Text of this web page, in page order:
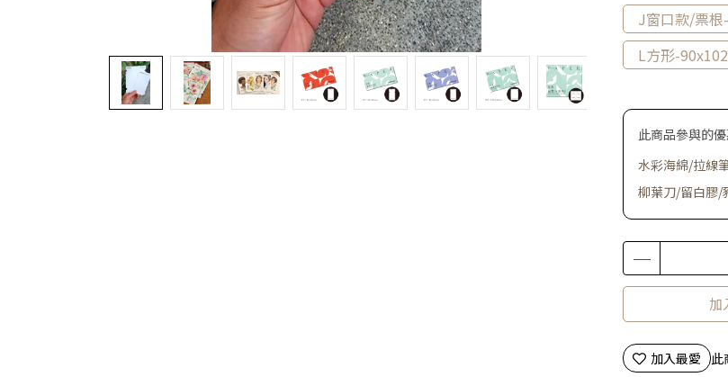
J窗口款/票
L方形-
此商品參與的
水彩海綿/拉線
柳葉刀/留白膠/
加
加入最愛 此